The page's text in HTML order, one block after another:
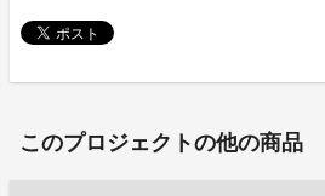
このプロジェクトの他の商品